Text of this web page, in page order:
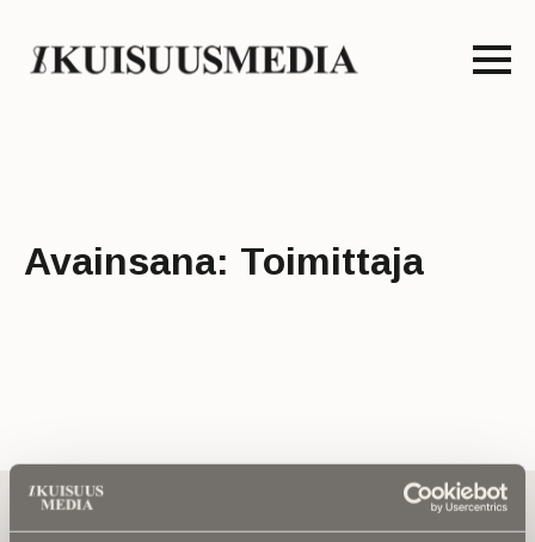
Avainsana: Toimittaja
Tilaa uutiskirje - Pääset heti parhaiden
artikkelien pariin!